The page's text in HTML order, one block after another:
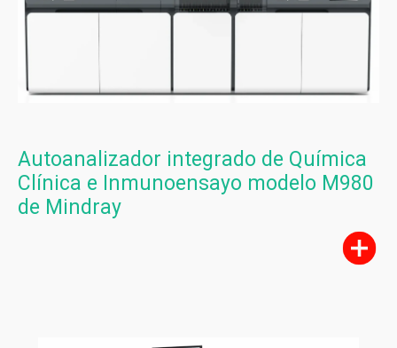
Autoanalizador integrado de Química
Clínica e Inmunoensayo modelo M980
de Mindray